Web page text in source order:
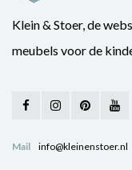
Klein & Stoer, de
meubels voor de
Mail info@kleinenstoer.nl